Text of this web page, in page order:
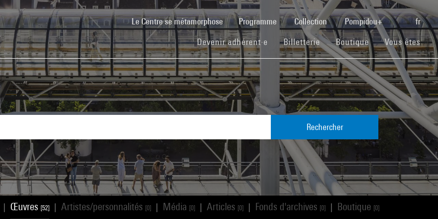
Le Centre se métamorphose(current)Programme Collection Pompidou+ fr
Devenir adhérent·e (current)
Billetterie(current)Boutique(current)Vous êtes
Rechercher
Œuvres [52] Artistes/personnalités [0] Média [0] Articles [0] Fonds d'archives [0] Boutique [0]